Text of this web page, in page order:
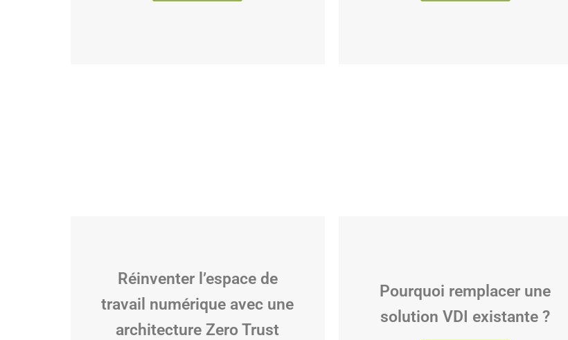
Réinventer l’espace de
travail numérique avec une
architecture Zero Trust
Pourquoi remplacer une
solution VDI existante ?